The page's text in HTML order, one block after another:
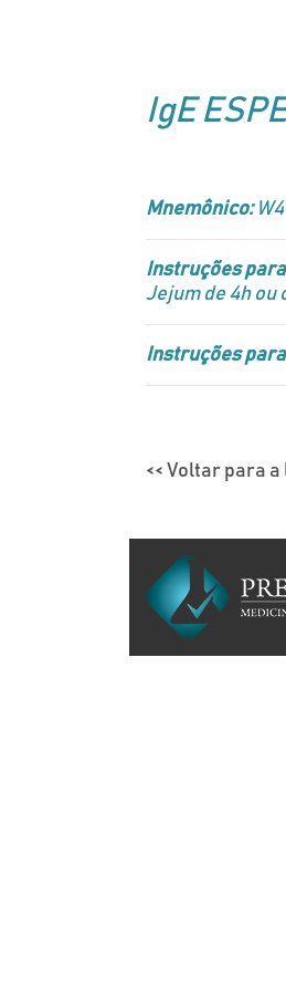
IgE
Mnemônico:W4
Instruções
Jejum de 4h
Instruções
<< Voltar para